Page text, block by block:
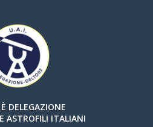
DELEGAZIONE
ASTROFILI ITALIANI